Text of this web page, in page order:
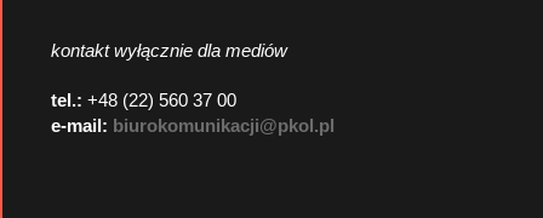
kontakt wyłącznie dla mediów
tel.: +48 (22) 560 37 00
e-mail: biurokomunikacji@pkol.pl